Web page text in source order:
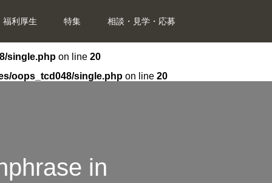
福利厚生 特集 相談・見学・応募
single.php on line 20
oops_tcd048/single.php on line 20
in